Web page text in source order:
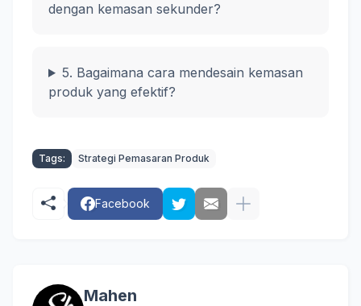
dengan kemasan sekunder?
5. Bagaimana cara mendesain kemasan
produk yang efektif?
Tags: Strategi Pemasaran Produk
Facebook
Mahen